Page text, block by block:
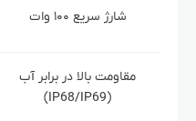
شارژ سریع ۱۰۰ وات
مقاومت بالا در برابر آب
(IP68/IP69)